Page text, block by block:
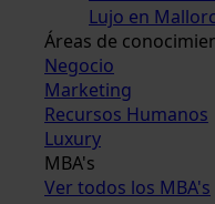
Lujo en
Áreas de
Negocio
Marketing
Recursos Humanos
Luxury
MBA's
Ver todos los MBA's